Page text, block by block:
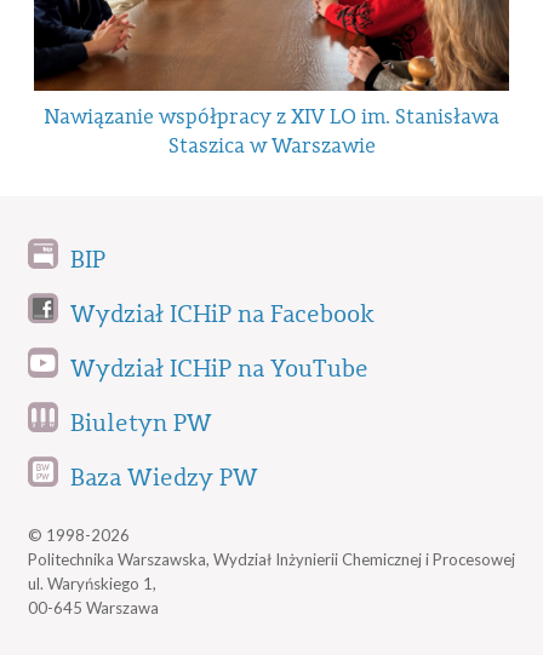
Nawiązanie współpracy z XIV LO im. Stanisława
Staszica w Warszawie
BIP
Wydział ICHiP na Facebook
Wydział ICHiP na YouTube
Biuletyn PW
Baza Wiedzy PW
© 1998-2026
Politechnika Warszawska, Wydział Inżynierii Chemicznej i Procesowej
ul. Waryńskiego 1,
00-645 Warszawa